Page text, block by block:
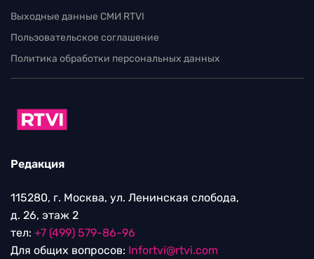
Выходные данные СМИ RTVI
Пользовательское соглашение
Политика обработки персональных данных
Редакция
115280, г. Москва, ул. Ленинская слобода,
д. 26, этаж 2
тел: +7 (499) 579-86-96
Для общих вопросов: Infortvi@rtvi.com